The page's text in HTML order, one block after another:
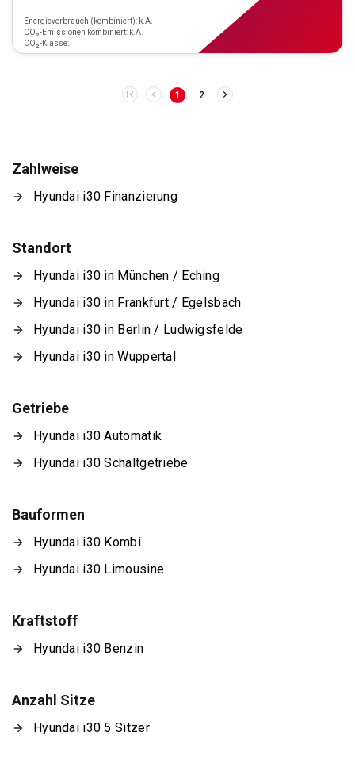
Energieverbrauch (kombiniert): k.A.
CO₂-Emissionen kombiniert: k.A.
CO₂-Klasse:
1 2
Zahlweise
Hyundai i30 Finanzierung
Standort
Hyundai i30 in München / Eching
Hyundai i30 in Frankfurt / Egelsbach
Hyundai i30 in Berlin / Ludwigsfelde
Hyundai i30 in Wuppertal
Getriebe
Hyundai i30 Automatik
Hyundai i30 Schaltgetriebe
Bauformen
Hyundai i30 Kombi
Hyundai i30 Limousine
Kraftstoff
Hyundai i30 Benzin
Anzahl Sitze
Hyundai i30 5 Sitzer